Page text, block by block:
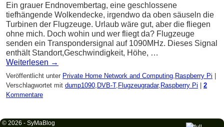
Ein grauer Endnovembertag, eine geschlossene
tiefhängende Wolkendecke, irgendwo da oben säuseln die
Turbinen der Flugzeuge. Urlaub wäre gut, aber die fliegen
ohne mich. Doch wohin und wer fliegt da? Flugzeuge
senden ein Transpondersignal auf 1090MHz. Dieses Signal
enthält Standort,Geschwindigkeit, Höhe, …
Weiterlesen →
Veröffentlicht unter Private Home Network and Computing Raspberry Pi
Verschlagwortet mit dump1090 DVB-T, Flugzeugradar, Raspberry Pi
2
Kommentare
© 2026 - SyMaBlog